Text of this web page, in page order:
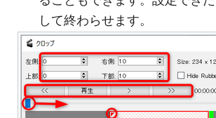
して終わらせます。